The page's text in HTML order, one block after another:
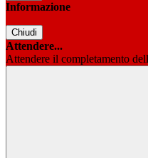
Informazione
Chiudi
Attendere...
Attendere il completamento